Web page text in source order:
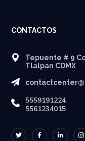
CONTACTOS
Tepuente # 9
Tlalpan CDMX
5559191224
5561234015